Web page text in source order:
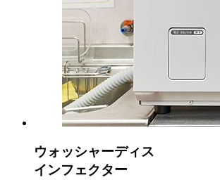
ウォッシャーディス
インフェクター